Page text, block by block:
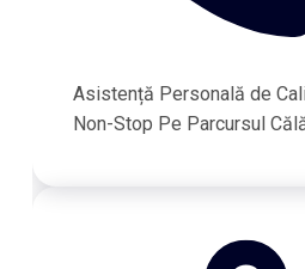
Asistență Personală de
Non-Stop Pe Parcursul